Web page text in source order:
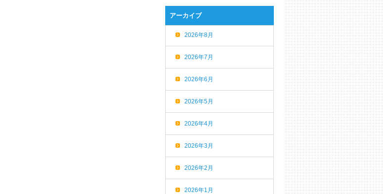
アーカイブ
2026年8月
2026年7月
2026年6月
2026年5月
2026年4月
2026年3月
2026年2月
2026年1月